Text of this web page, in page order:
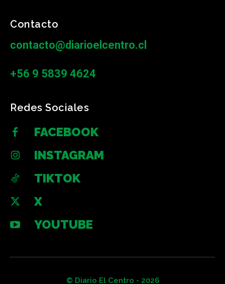
Contacto
contacto@diarioelcentro.cl
+56 9 5839 4624
Redes Sociales
FACEBOOK
INSTAGRAM
TIKTOK
X
YOUTUBE
© Diario El Centro - 2026